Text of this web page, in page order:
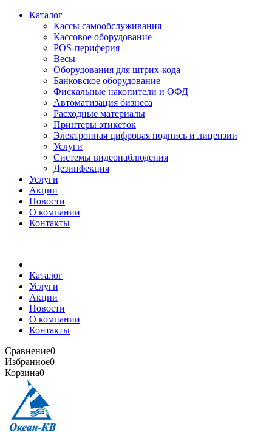
Каталог
Кассы самообслуживания
Кассовое оборудование
POS-периферия
Весы
Оборудования для штрих-кода
Банковское оборудование
Фискальные накопители и ОФД
Автоматизация бизнеса
Расходные материалы
Принтеры этикеток
Электронная цифровая подпись и лицензии
Услуги
Системы видеонаблюдения
Дезинфекция
Услуги
Акции
Новости
О компании
Контакты
Каталог
Услуги
Акции
Новости
О компании
Контакты
Сравнение0
Избранное0
Корзина0